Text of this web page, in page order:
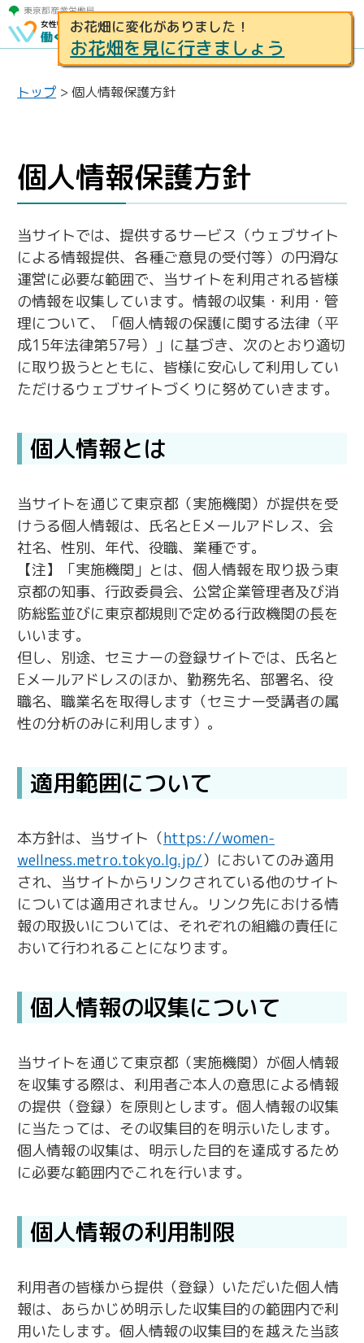
お花畑に変化がありました！
お花畑を見に行きましょう
トップ >個人情報保護方針
個人情報保護方針
当サイトでは、提供するサービス（ウェブサイト
による情報提供、各種ご意見の受付等）の円滑な
運営に必要な範囲で、当サイトを利用される皆様
の情報を収集しています。情報の収集・利用・管
理について、「個人情報の保護に関する法律（平
成15年法律第57号）」に基づき、次のとおり適切
に取り扱うとともに、皆様に安心して利用してい
ただけるウェブサイトづくりに努めていきます。
個人情報とは
当サイトを通じて東京都（実施機関）が提供を受
けうる個人情報は、氏名とEメールアドレス、会
社名、性別、年代、役職、業種です。
【注】「実施機関」とは、個人情報を取り扱う東
京都の知事、行政委員会、公営企業管理者及び消
防総監並びに東京都規則で定める行政機関の長を
いいます。
但し、別途、セミナーの登録サイトでは、氏名と
Eメールアドレスのほか、勤務先名、部署名、役
職名、職業名を取得します（セミナー受講者の属
性の分析のみに利用します）。
適用範囲について
本方針は、当サイト（https://women-
wellness.metro.tokyo.lg.jp/）においてのみ適用
され、当サイトからリンクされている他のサイト
については適用されません。リンク先における情
報の取扱いについては、それぞれの組織の責任に
おいて行われることになります。
個人情報の収集について
当サイトを通じて東京都（実施機関）が個人情報
を収集する際は、利用者ご本人の意思による情報
の提供（登録）を原則とします。個人情報の収集
に当たっては、その収集目的を明示いたします。
個人情報の収集は、明示した目的を達成するため
に必要な範囲内でこれを行います。
個人情報の利用制限
利用者の皆様から提供（登録）いただいた個人情
報は、あらかじめ明示した収集目的の範囲内で利
用いたします。個人情報の収集目的を越えた当該